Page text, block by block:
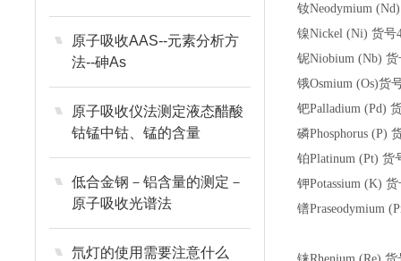
原子吸收AAS--元素分析方
法--砷As
原子吸收仪法测定液态醋酸
钴锰中钴、锰的含量
低合金钢－铝含量的测定－
原子吸收光谱法
氘灯的使用需要注意什么
钕Neodymium
镍Nickel (Ni)货号
铌Niobium (Nb)货
锇Osmium (Os)货
钯Palladium (Pd)
磷Phosphorus (P)
铂Platinum (Pt)货
钾Potassium (K)货
镨Praseodymium